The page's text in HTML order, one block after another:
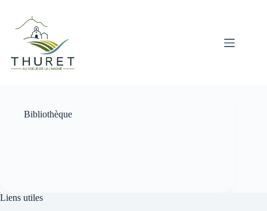
contenu
Bibliothèque
Liens utiles